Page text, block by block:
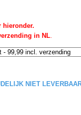
hieronder.
in NL.
NIET